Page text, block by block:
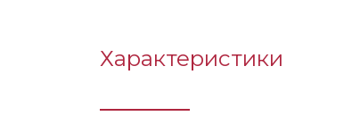
Характеристики